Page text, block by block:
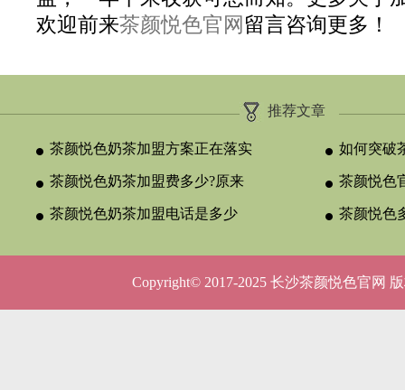
欢迎前来茶颜悦色官网 留言咨询更多！
推荐文章
茶颜悦色奶茶加盟方案正在落实 如何突破
颈？
茶颜悦色奶茶加盟费多少?原来
与合作类型
茶颜悦色
晚吗？
茶颜悦色奶茶加盟电话是多少 茶颜悦色
Copyright© 2017-2025 长沙茶颜悦色官网